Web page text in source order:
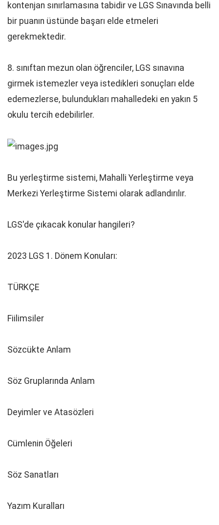
kontenjan sınırlamasına tabidir ve LGS Sınavında belli
bir puanın üstünde başarı elde etmeleri
gerekmektedir.
8. sınıftan mezun olan öğrenciler, LGS sınavına
girmek istemezler veya istedikleri sonuçları elde
edemezlerse, bulundukları mahalledeki en yakın 5
okulu tercih edebilirler.
Bu yerleştirme sistemi, Mahalli Yerleştirme veya
Merkezi Yerleştirme Sistemi olarak adlandırılır.
LGS'de çıkacak konular hangileri?
2023 LGS 1. Dönem Konuları:
TÜRKÇE
Fiilimsiler
Sözcükte Anlam
Söz Gruplarında Anlam
Deyimler ve Atasözleri
Cümlenin Öğeleri
Söz Sanatları
Yazım Kuralları